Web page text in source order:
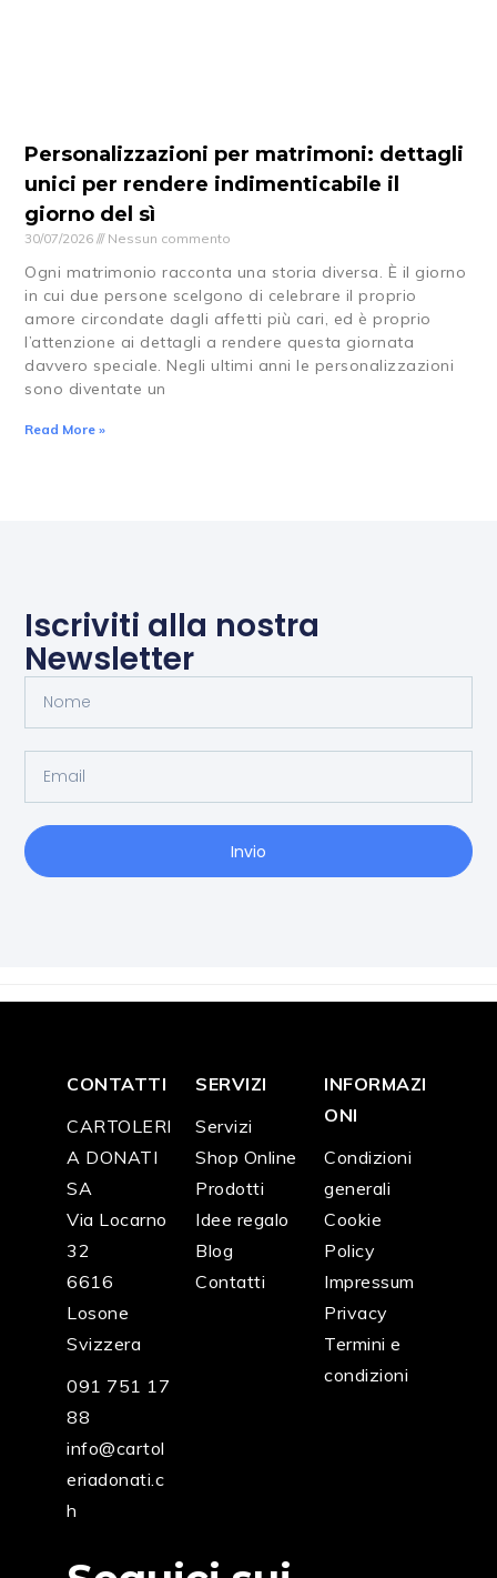
Personalizzazioni per matrimoni: dettagli
unici per rendere indimenticabile il
giorno del sì
30/07/2026 Nessun commento
Ogni matrimonio racconta una storia diversa. È il giorno
in cui due persone scelgono di celebrare il proprio
amore circondate dagli affetti più cari, ed è proprio
l’attenzione ai dettagli a rendere questa giornata
davvero speciale. Negli ultimi anni le personalizzazioni
sono diventate un
Read More »
Iscriviti alla nostra
Newsletter
Invio
CONTATTI
CARTOLERI
A DONATI
SA
Via Locarno
32
6616
Losone
Svizzera
091 751 17
88
info@cartol
eriadonati.c
h
SERVIZI
Servizi
Shop Online
Prodotti
Idee regalo
Blog
Contatti
INFORMAZI
ONI
Condizioni
generali
Cookie
Policy
Impressum
Privacy
Termini e
condizioni